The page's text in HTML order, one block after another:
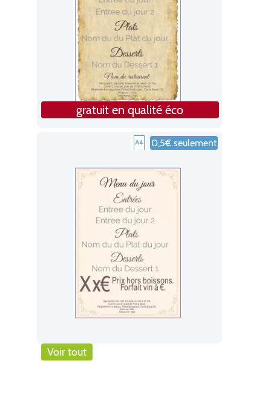
gratuit en qualité éco
0,5€ seulement
Voir tout